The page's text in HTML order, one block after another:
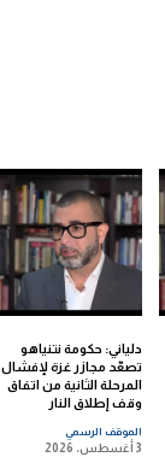
دلياني: حكومة نتنياهو
تصعّد مجازر غزة لإفشال
المرحلة الثانية من اتفاق
وقف إطلاق النار
الموقف الرسمي
3 أغسطس، 2026